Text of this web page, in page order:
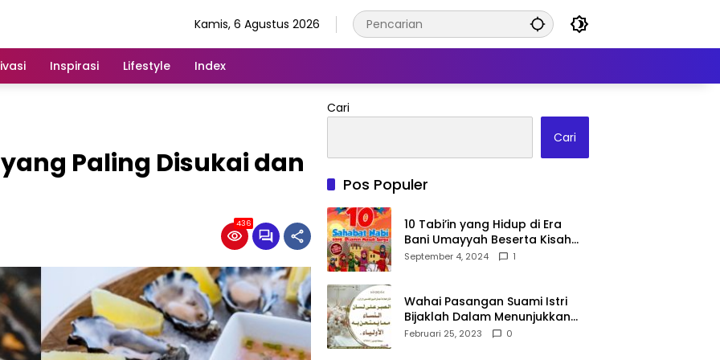
Kamis, 6 Agustus 2026
Inspirasi Lifestyle Index
Paling Disukai dan
436
Cari
Cari
Pos Populer
10 Tabi’in yang Hidup di Era
Bani Umayyah Beserta Kisah
Teladan Mereka!
September 4, 2024 1
Wahai Pasangan Suami Istri
Bijaklah Dalam Menunjukkan
Kebahagiaanmu Di Publik
Februari 25, 2023 0